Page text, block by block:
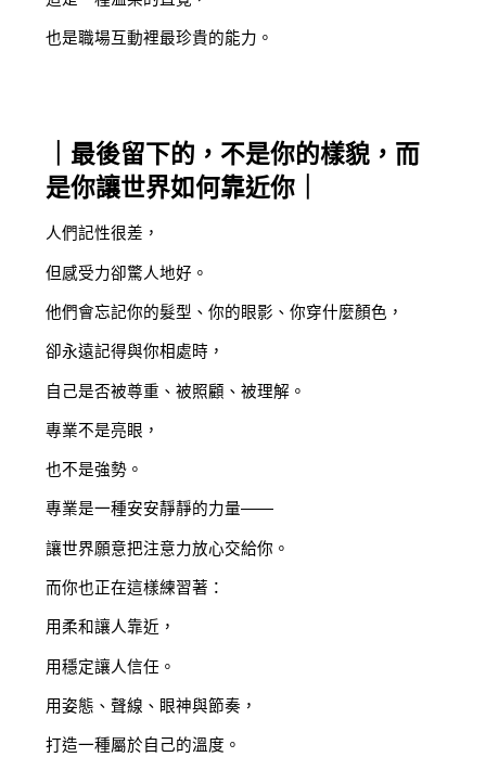
也是職場互動裡最珍貴的能力。
｜最後留下的，不是你的樣貌，而
是你讓世界如何靠近你｜
人們記性很差，
但感受力卻驚人地好。
他們會忘記你的髮型、你的眼影、你穿什麼顏色，
卻永遠記得與你相處時，
自己是否被尊重、被照顧、被理解。
專業不是亮眼，
也不是強勢。
專業是一種安安靜靜的力量——
讓世界願意把注意力放心交給你。
而你也正在這樣練習著：
用柔和讓人靠近，
用穩定讓人信任。
用姿態、聲線、眼神與節奏，
打造一種屬於自己的溫度。